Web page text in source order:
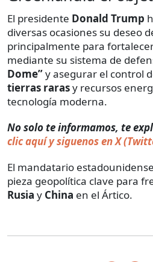
El presidente Donald Trump
diversas ocasiones su deseo
principalmente para
mediante su sistema de
Dome”y asegurar el control
tierras rarasy recursos
tecnología moderna.
No solo te informamos, te
clic aquí y siguenos en X
El mandatario
pieza geopolítica clave para
Rusia y China en el Ártico.